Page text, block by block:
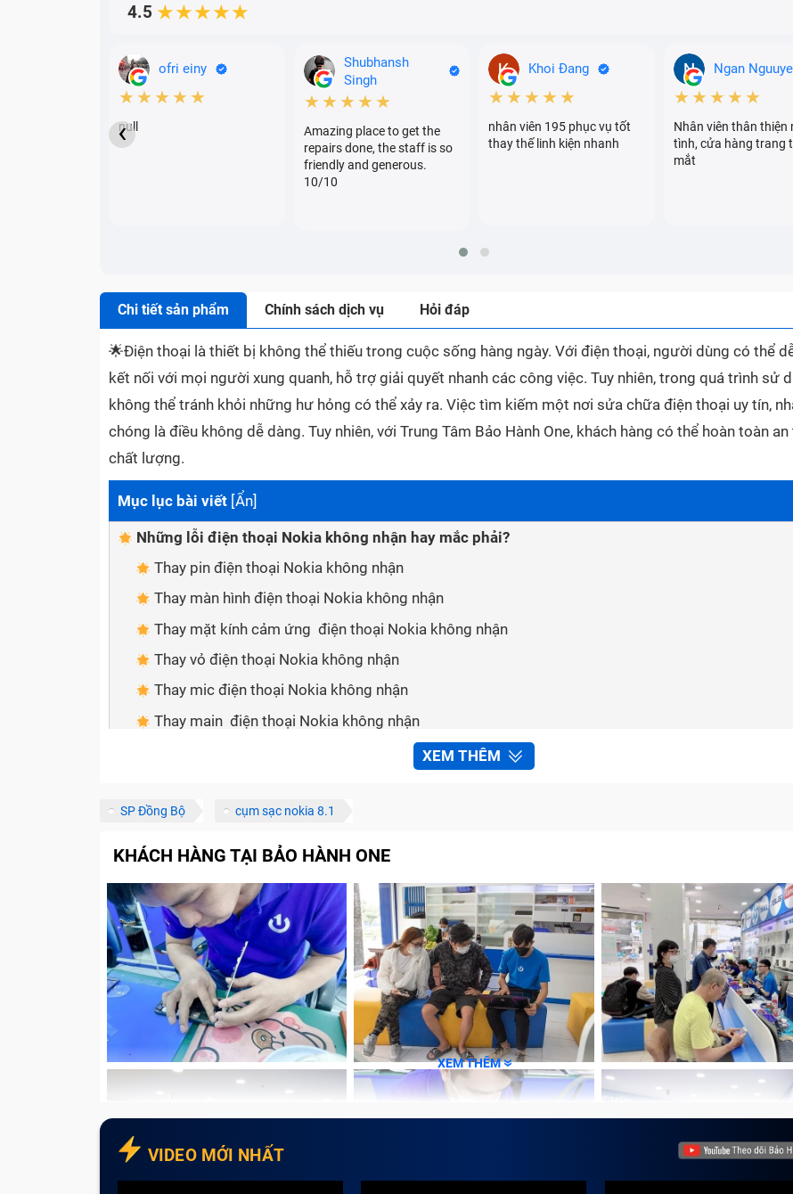
4.5 ★★★★★
ofri einy
★★★★★
null
Shubhansh
Singh
★★★★★
Amazing place to get the
repairs done, the staff is so
friendly and generous.
10/10
Khoi Đang
★★★★★
nhân viên 195 phục vụ tốt
thay thế linh kiện nhanh
Ngan
★★★★★
Nhân viên thân thiện
tình, cửa hàng trang
mắt
‹
Chi tiết sản phẩm Chính sách dịch vụ Hỏi đáp
🌟Điện thoại là thiết bị không thể thiếu trong cuộc sống hàng ngày. Với điện thoại, người dùng có thể
kết nối với mọi người xung quanh, hỗ trợ giải quyết nhanh các công việc. Tuy nhiên, trong quá trình sử
không thể tránh khỏi những hư hỏng có thể xảy ra. Việc tìm kiếm một nơi sửa chữa điện thoại uy tín,
chóng là điều không dễ dàng. Tuy nhiên, với Trung Tâm Bảo Hành One, khách hàng có thể hoàn toàn
chất lượng.
Mục lục bài viết [Ẩn]
Những lỗi điện thoại Nokia không nhận hay mắc phải?
Thay pin điện thoại Nokia không nhận
Thay màn hình điện thoại Nokia không nhận
Thay mặt kính cảm ứng điện thoại Nokia không nhận
Thay vỏ điện thoại Nokia không nhận
Thay mic điện thoại Nokia không nhận
Thay main điện thoại Nokia không nhận
An tâm về dịch vụ khi sửa chữa điện thoại Nokia không nhận tại Trung Tâm Bảo Hành One
Linh kiện đảm bảo chất lượng
Đội ngũ nhân viên giàu kinh nghiệm
Chính sách vận chuyển thuận tiện
Đa dạng hình thức thanh toán
Có chính sách hoàn tiền cho sản phẩm lỗi
Những lưu ý để sửa chữa nhanh chóng, hiệu quả tại Trung Tâm Bảo Hành One
Đặt lịch hẹn trước
Tham khảo giá trước khi sửa chữa
Liên hệ với trung tâm để được tư vấn
Lưu ý các sản phẩm được, không được bảo hành
Tạm kết
XEM THÊM
SP Đồng Bộ cụm sạc nokia 8.1
KHÁCH HÀNG TẠI BẢO HÀNH ONE
XEM THÊM
VIDEO MỚI NHẤT